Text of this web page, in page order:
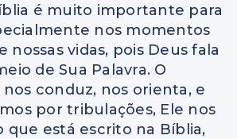
é muito importante para
nos momentos
nossas vidas, pois Deus fala
de Sua Palavra. O
conduz, nos orienta, e
por tribulações, Ele nos
que está escrito na Bíblia,